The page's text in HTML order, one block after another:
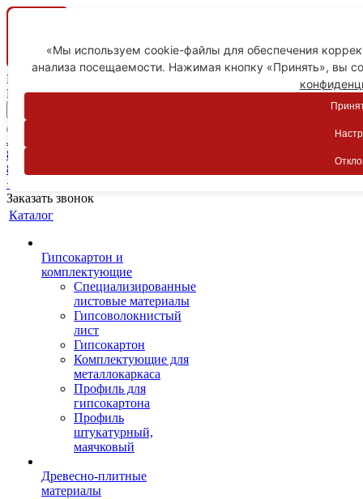
Ваш город
Пятигорск
Личный кабинет
8-800-775-59-89
8-800-775-59-89
+7 918 754-83-77
Заказать звонок
Каталог
Гипсокартон и
комплектующие
Специализированные
листовые материалы
Гипсоволокнистый
лист
Гипсокартон
Комплектующие для
металлокаркаса
Профиль для
гипсокартона
Профиль
штукатурный,
маячковый
Древесно-плитные
материалы
«Мы используем cookie-файлы для обеспечения
анализа посещаемости. Нажимая кнопку «Принять», вы